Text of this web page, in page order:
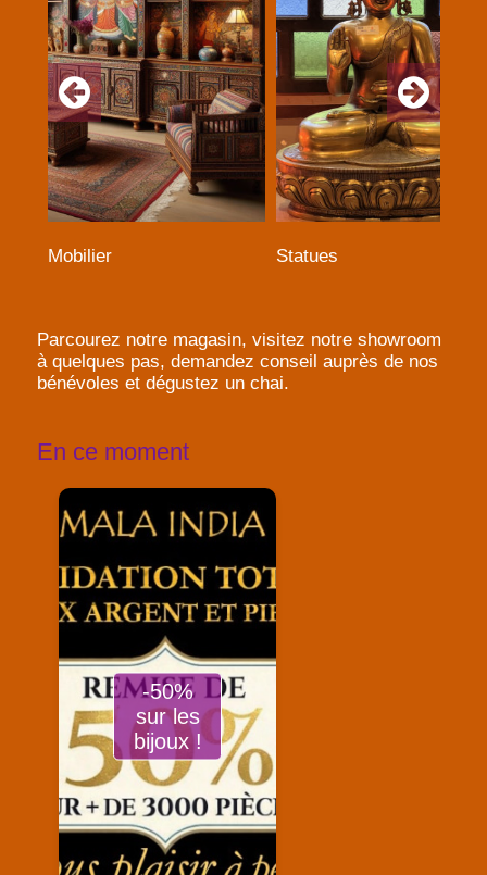
Mobilier Statues
Parcourez notre magasin, visitez notre showroom
à quelques pas, demandez conseil auprès de nos
bénévoles et dégustez un chai.
En ce moment
-50%
sur les
bijoux !